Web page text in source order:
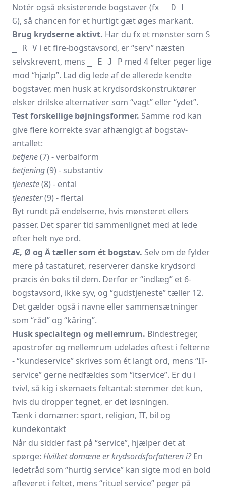
Notér også eksisterende bogstaver (fx
_ D L _ _
G), så chancen for et hurtigt gæt øges markant.
Brug krydserne aktivt. Har du fx et mønster som S
_ R V i et fire-bogstavsord, er “serv” næsten
selvskrevent, mens
_ E J P med 4 felter peger lige
mod “hjælp”. Lad dig lede af de allerede kendte
bogstaver, men husk at krydsordskonstruktører
elsker drilske alternativer som “vagt” eller “ydet”.
Test forskellige bøjningsformer. Samme rod kan
give flere korrekte svar afhængigt af bogstav­
antallet:
betjene(7) - verbalform
betjening(9) - substantiv
tjeneste(8) - ental
tjenester(9) - flertal
Byt rundt på endelserne, hvis mønsteret ellers
passer. Det sparer tid sammenlignet med at lede
efter helt nye ord.
Æ, Ø og Å tæller som ét bogstav. Selv om de fylder
mere på tastaturet, reserverer danske krydsord
præcis én boks til dem. Derfor er “indlæg” et 6-
bogstavsord, ikke syv, og “gudstjeneste” tæller 12.
Det gælder også i navne eller sammensætninger
som “råd” og “kåring”.
Husk specialtegn og mellemrum. Bindestreger,
apostrofer og mellemrum udelades oftest i felterne
- “kundeservice” skrives som ét langt ord, mens “IT-
service” gerne nedfældes som “itservice”. Er du i
tvivl, så kig i skemaets feltantal: stemmer det kun,
hvis du dropper tegnet, er det løsningen.
Tænk i domæner: sport, religion, IT, bil og
kundekontakt
Når du sidder fast på “service”, hjælper det at
spørge: Hvilket domæne er krydsordsforfatteren i?En
ledetråd som “hurtig service” kan sigte mod en bold
afleveret i feltet, mens “rituel service” peger på